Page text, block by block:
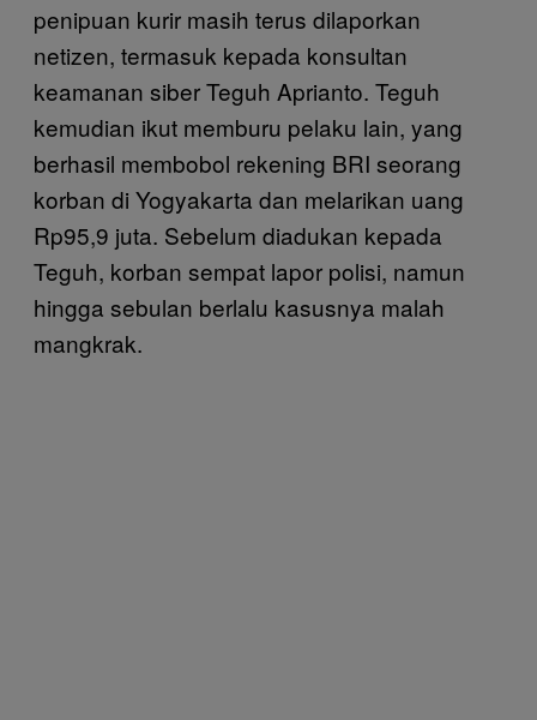
penipuan kurir masih terus dilaporkan
netizen, termasuk kepada konsultan
keamanan siber Teguh Aprianto. Teguh
kemudian ikut memburu pelaku lain, yang
berhasil membobol rekening BRI seorang
korban di Yogyakarta dan melarikan uang
Rp95,9 juta. Sebelum diadukan kepada
Teguh, korban sempat lapor polisi, namun
hingga sebulan berlalu kasusnya malah
mangkrak.